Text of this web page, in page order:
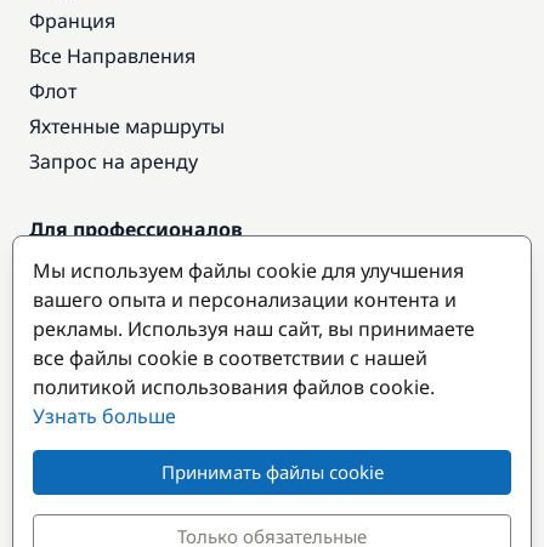
Франция
Все Направления
Флот
Яхтенные маршруты
Запрос на аренду
Для профессионалов
Доступ про
Стать партнером
Популярные направления
Мы используем файлы cookie для улучшения
вашего опыта и персонализации контента и
рекламы. Используя наш сайт, вы принимаете
все файлы cookie в соответствии с нашей
политикой использования файлов cookie.
Узнать больше
Принимать файлы cookie
Только обязательные